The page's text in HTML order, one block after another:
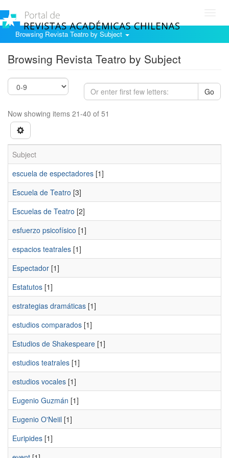
Browsing Revista Teatro by Subject
Browsing Revista Teatro by Subject
Go
Now showing items 21-40 of 51
Subject
escuela de espectadores [1]
Escuela de Teatro [3]
Escuelas de Teatro [2]
esfuerzo psicofísico [1]
espacios teatrales [1]
Espectador [1]
Estatutos [1]
estrategias dramáticas [1]
estudios comparados [1]
Estudios de Shakespeare [1]
estudios teatrales [1]
estudios vocales [1]
Eugenio Guzmán [1]
Eugenio O'Neiil [1]
Euripides [1]